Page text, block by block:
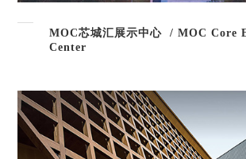
MOC芯城汇展示中心 / MOC Core Exhibition
Center